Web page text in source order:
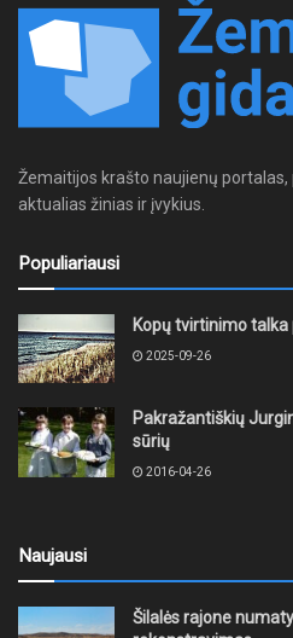
Žemaitijos krašto naujienų
aktualias žinias ir įvykius.
Populiariausi
Kopų tvirtinimo talka
2025-09-26
Pakražantiškių
sūrių
2016-04-26
Naujausi
Šilalės rajone